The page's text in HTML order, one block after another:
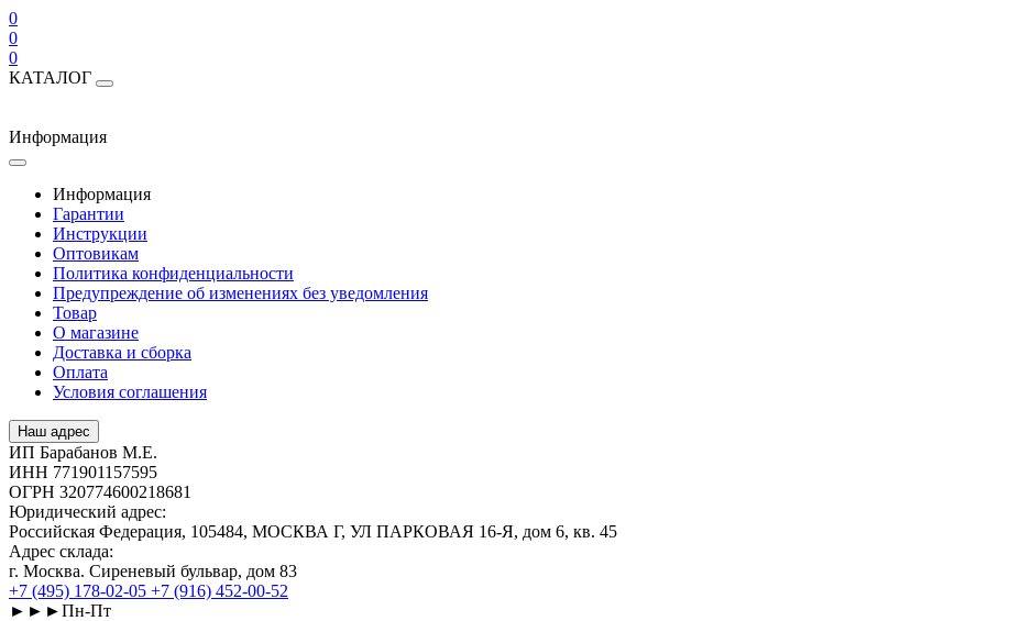
0
0
0
КАТАЛОГ
Информация
Информация
Гарантии
Инструкции
Оптовикам
Политика конфиденциальности
Предупреждение об изменениях без уведомления
Товар
О магазине
Доставка и сборка
Оплата
Условия соглашения
Наш адрес
ИП Барабанов М.Е.
ИНН 771901157595
ОГРН 320774600218681
Юридический адрес:
Российская Федерация, 105484, МОСКВА Г, УЛ ПАРКОВАЯ 16-Я, дом 6, кв. 45
Адрес склада:
г. Москва. Сиреневый бульвар, дом 83
+7 (495) 178-02-05 +7 (916) 452-00-52
►►►Пн-Пт